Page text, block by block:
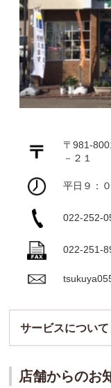
〒981-
－２１
平日９：
022-252-
022-251-
サービスについて
店舗からのお